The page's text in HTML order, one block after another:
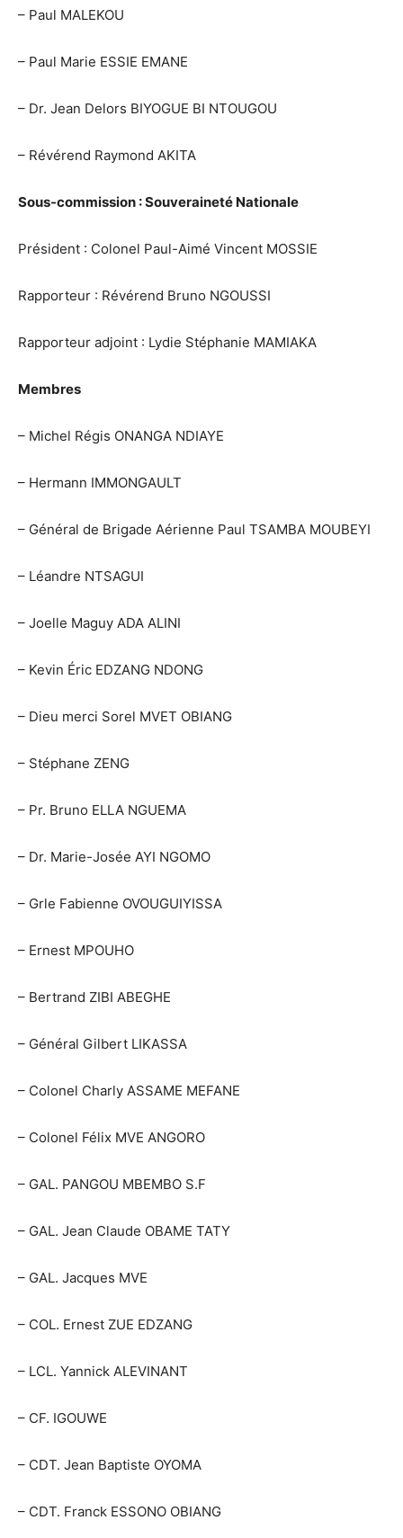
– Paul MALEKOU
– Paul Marie ESSIE EMANE
– Dr. Jean Delors BIYOGUE BI NTOUGOU
– Révérend Raymond AKITA
Sous-commission : Souveraineté Nationale
Président : Colonel Paul-Aimé Vincent MOSSIE
Rapporteur : Révérend Bruno NGOUSSI
Rapporteur adjoint : Lydie Stéphanie MAMIAKA
Membres
– Michel Régis ONANGA NDIAYE
– Hermann IMMONGAULT
– Général de Brigade Aérienne Paul TSAMBA MOUBEYI
– Léandre NTSAGUI
– Joelle Maguy ADA ALINI
– Kevin Éric EDZANG NDONG
– Dieu merci Sorel MVET OBIANG
– Stéphane ZENG
– Pr. Bruno ELLA NGUEMA
– Dr. Marie-Josée AYI NGOMO
– Grle Fabienne OVOUGUIYISSA
– Ernest MPOUHO
– Bertrand ZIBI ABEGHE
– Général Gilbert LIKASSA
– Colonel Charly ASSAME MEFANE
– Colonel Félix MVE ANGORO
– GAL. PANGOU MBEMBO S.F
– GAL. Jean Claude OBAME TATY
– GAL. Jacques MVE
– COL. Ernest ZUE EDZANG
– LCL. Yannick ALEVINANT
– CF. IGOUWE
– CDT. Jean Baptiste OYOMA
– CDT. Franck ESSONO OBIANG